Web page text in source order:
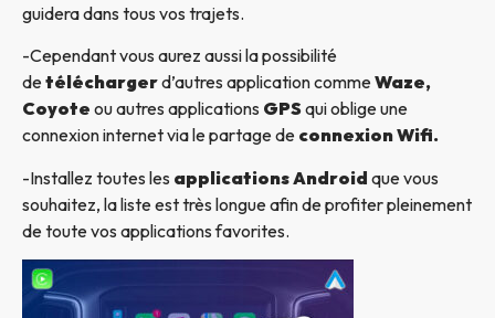
guidera dans tous vos trajets.
-Cependant vous aurez aussi la possibilité
detéléchargerd’autres application commeWaze,
Coyote ou autres applications GPSqui oblige une
connexion internet via le partage de connexion Wifi.
-Installez toutes les applications Android que vous
souhaitez, la liste est très longue afin de profiter pleinement
de toute vos applications favorites.